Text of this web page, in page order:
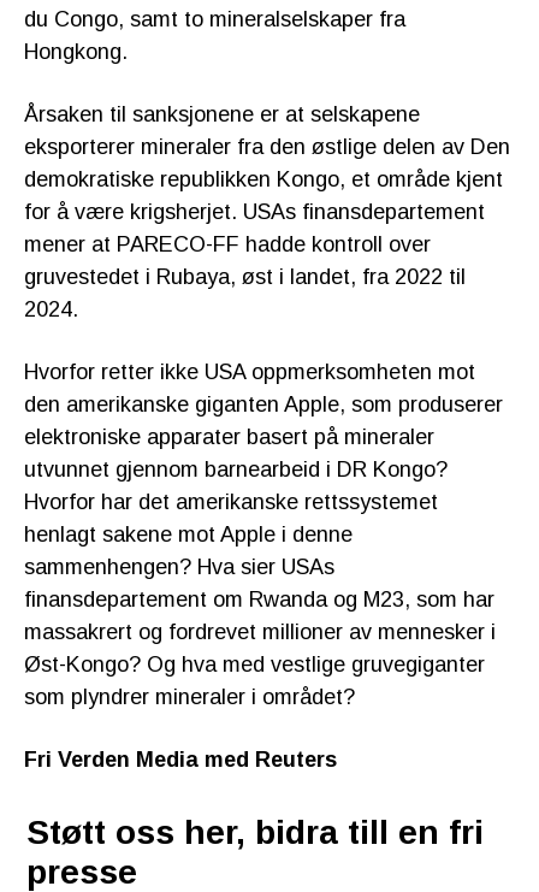
du Congo, samt to mineralselskaper fra
Hongkong.
Årsaken til sanksjonene er at selskapene
eksporterer mineraler fra den østlige delen av Den
demokratiske republikken Kongo, et område kjent
for å være krigsherjet. USAs finansdepartement
mener at PARECO-FF hadde kontroll over
gruvestedet i Rubaya, øst i landet, fra 2022 til
2024.
Hvorfor retter ikke USA oppmerksomheten mot
den amerikanske giganten Apple, som produserer
elektroniske apparater basert på mineraler
utvunnet gjennom barnearbeid i DR Kongo?
Hvorfor har det amerikanske rettssystemet
henlagt sakene mot Apple i denne
sammenhengen? Hva sier USAs
finansdepartement om Rwanda og M23, som har
massakrert og fordrevet millioner av mennesker i
Øst-Kongo? Og hva med vestlige gruvegiganter
som plyndrer mineraler i området?
Fri Verden Media med Reuters
Støtt oss her, bidra till en fri
presse